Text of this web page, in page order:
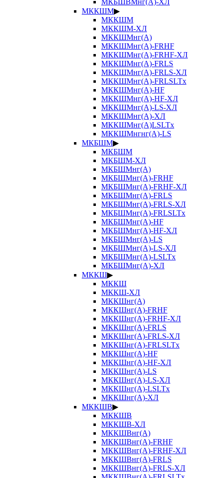
МКБШВМнг(А)-ХЛ
МККШМ▶
МККШМ
МККШМ-ХЛ
МККШМнг(А)
МККШМнг(А)-FRHF
МККШМнг(А)-FRHF-ХЛ
МККШМнг(А)-FRLS
МККШМнг(А)-FRLS-ХЛ
МККШМнг(А)-FRLSLTx
МККШМнг(А)-HF
МККШМнг(А)-HF-ХЛ
МККШМнг(А)-LS-ХЛ
МККШМнг(А)-ХЛ
МККШМнг(А)LSLTx
МККШМнгнг(А)-LS
МКБШМ▶
МКБШМ
МКБШМ-ХЛ
МКБШМнг(А)
МКБШМнг(А)-FRHF
МКБШМнг(А)-FRHF-ХЛ
МКБШМнг(А)-FRLS
МКБШМнг(А)-FRLS-ХЛ
МКБШМнг(А)-FRLSLTx
МКБШМнг(А)-HF
МКБШМнг(А)-HF-ХЛ
МКБШМнг(А)-LS
МКБШМнг(А)-LS-ХЛ
МКБШМнг(А)-LSLTx
МКБШМнг(А)-ХЛ
МККШ▶
МККШ
МККШ-ХЛ
МККШнг(А)
МККШнг(А)-FRHF
МККШнг(А)-FRHF-ХЛ
МККШнг(А)-FRLS
МККШнг(А)-FRLS-ХЛ
МККШнг(А)-FRLSLTx
МККШнг(А)-HF
МККШнг(А)-HF-ХЛ
МККШнг(А)-LS
МККШнг(А)-LS-ХЛ
МККШнг(А)-LSLTx
МККШнг(А)-ХЛ
МККШВ▶
МККШВ
МККШВ-ХЛ
МККШВнг(А)
МККШВнг(А)-FRHF
МККШВнг(А)-FRHF-ХЛ
МККШВнг(А)-FRLS
МККШВнг(А)-FRLS-ХЛ